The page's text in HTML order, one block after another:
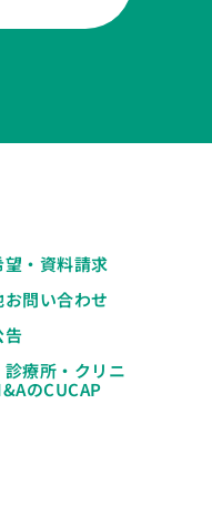
望・資料請求
お問い合わせ
告
診療所・クリニ
のCUCAP